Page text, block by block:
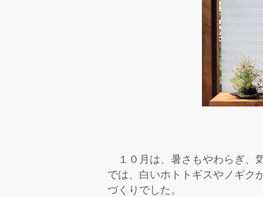
１０ 月は、暑さもやわらぎ、
では、白いホトトギスやノギク
づくりでした。